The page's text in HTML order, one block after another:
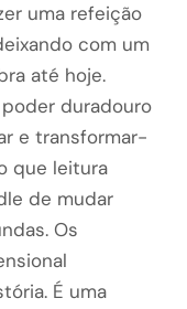
uma refeição
com um
até hoje.
duradouro
e transformar-
que leitura
de mudar
Os
É uma